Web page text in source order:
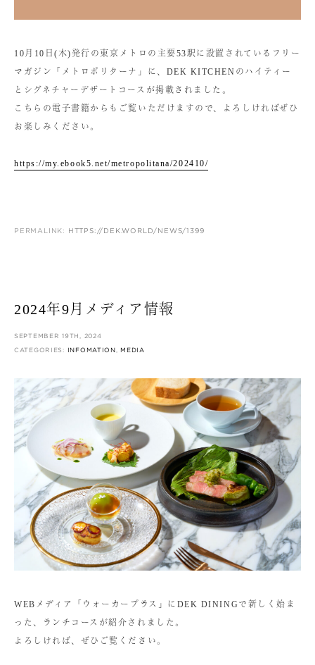
10月10日(木)発行の東京メトロの主要53駅に設置されているフリー
マガジン「メトロポリターナ」に、DEK KITCHENのハイティー
とシグネチャーデザートコースが掲載されました。
こちらの電子書籍からもご覧いただけますので、よろしければぜひ
お楽しみください。
https://my.ebook5.net/metropolitana/202410/
PERMALINK: HTTPS://DEK.WORLD/NEWS/1399
2024年9月メディア情報
SEPTEMBER 19TH, 2024
CATEGORIES: INFOMATION, MEDIA
WEBメディア「ウォーカープラス」にDEK DININGで新しく始ま
った、ランチコースが紹介されました。
よろしければ、ぜひご覧ください。